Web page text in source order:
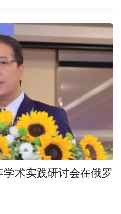
学术实践研讨会在俄罗